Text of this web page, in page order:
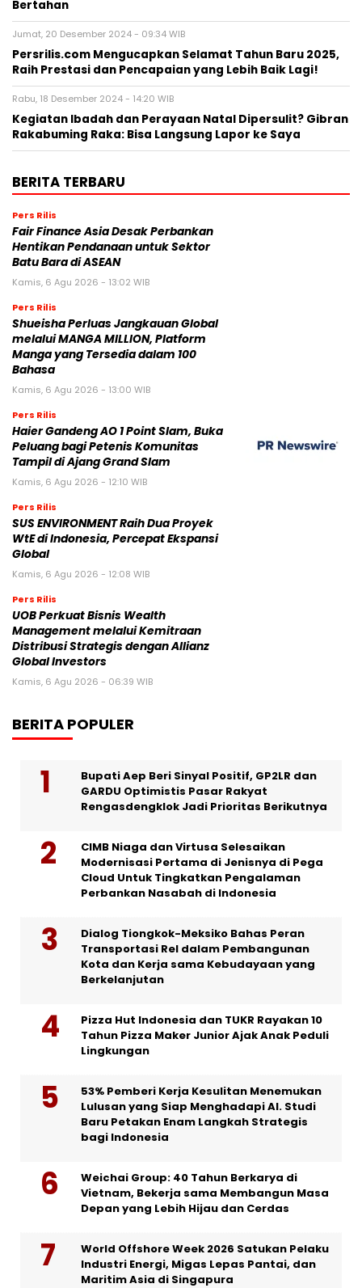
Bertahan
Jumat, 20 Desember 2024 - 09:34 WIB
Persrilis.com Mengucapkan Selamat Tahun Baru 2025,
Raih Prestasi dan Pencapaian yang Lebih Baik Lagi!
Rabu, 18 Desember 2024 - 14:20 WIB
Kegiatan Ibadah dan Perayaan Natal Dipersulit? Gibran
Rakabuming Raka: Bisa Langsung Lapor ke Saya
BERITA TERBARU
Pers Rilis
Fair Finance Asia Desak Perbankan
Hentikan Pendanaan untuk Sektor
Batu Bara di ASEAN
Kamis, 6 Agu 2026 - 13:02 WIB
Pers Rilis
Shueisha Perluas Jangkauan Global
melalui MANGA MILLION, Platform
Manga yang Tersedia dalam 100
Bahasa
Kamis, 6 Agu 2026 - 13:00 WIB
Pers Rilis
Haier Gandeng AO 1 Point Slam, Buka
Peluang bagi Petenis Komunitas
Tampil di Ajang Grand Slam
Kamis, 6 Agu 2026 - 12:10 WIB
Pers Rilis
SUS ENVIRONMENT Raih Dua Proyek
WtE di Indonesia, Percepat Ekspansi
Global
Kamis, 6 Agu 2026 - 12:08 WIB
Pers Rilis
UOB Perkuat Bisnis Wealth
Management melalui Kemitraan
Distribusi Strategis dengan Allianz
Global Investors
Kamis, 6 Agu 2026 - 06:39 WIB
BERITA POPULER
Bupati Aep Beri Sinyal Positif, GP2LR dan
GARDU Optimistis Pasar Rakyat
Rengasdengklok Jadi Prioritas Berikutnya
CIMB Niaga dan Virtusa Selesaikan
Modernisasi Pertama di Jenisnya di Pega
Cloud Untuk Tingkatkan Pengalaman
Perbankan Nasabah di Indonesia
Dialog Tiongkok-Meksiko Bahas Peran
Transportasi Rel dalam Pembangunan
Kota dan Kerja sama Kebudayaan yang
Berkelanjutan
Pizza Hut Indonesia dan TUKR Rayakan 10
Tahun Pizza Maker Junior Ajak Anak Peduli
Lingkungan
53% Pemberi Kerja Kesulitan Menemukan
Lulusan yang Siap Menghadapi AI. Studi
Baru Petakan Enam Langkah Strategis
bagi Indonesia
Weichai Group: 40 Tahun Berkarya di
Vietnam, Bekerja sama Membangun Masa
Depan yang Lebih Hijau dan Cerdas
World Offshore Week 2026 Satukan Pelaku
Industri Energi, Migas Lepas Pantai, dan
Maritim Asia di Singapura